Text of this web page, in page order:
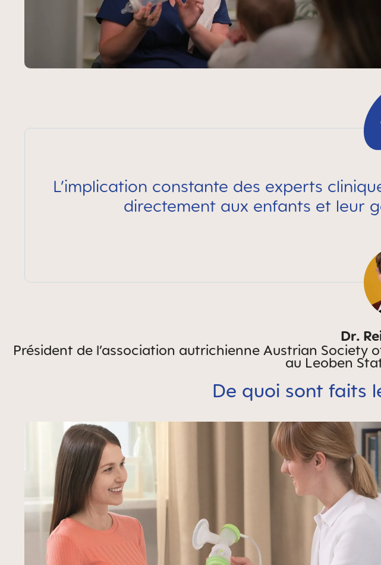
L’implication constante des experts
directement aux enfants et leur
Dr.
Président de l’association autrichienne Austrian
au Leoben
De quoi sont faits